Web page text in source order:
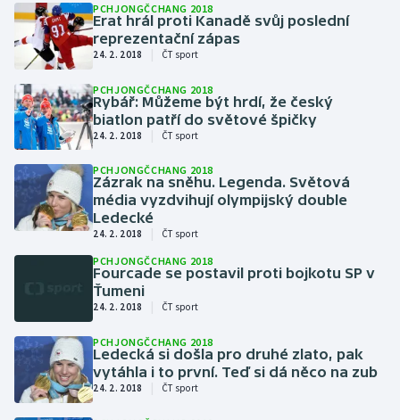
Short track
Sportovní střelba
Stolní tenis
Triatlon
Veslování
Vodní slalom
Ostatní
PCHJONGČCHANG 2018
Erat hrál proti Kanadě svůj poslední
reprezentační zápas
24. 2. 2018 ČT sport
PCHJONGČCHANG 2018
Rybář: Můžeme být hrdí, že český
biatlon patří do světové špičky
24. 2. 2018 ČT sport
PCHJONGČCHANG 2018
Zázrak na sněhu. Legenda. Světová
média vyzdvihují olympijský double
Ledecké
24. 2. 2018 ČT sport
PCHJONGČCHANG 2018
Fourcade se postavil proti bojkotu SP v
Ťumeni
24. 2. 2018 ČT sport
PCHJONGČCHANG 2018
Ledecká si došla pro druhé zlato, pak
vytáhla i to první. Teď si dá něco na zub
24. 2. 2018 ČT sport